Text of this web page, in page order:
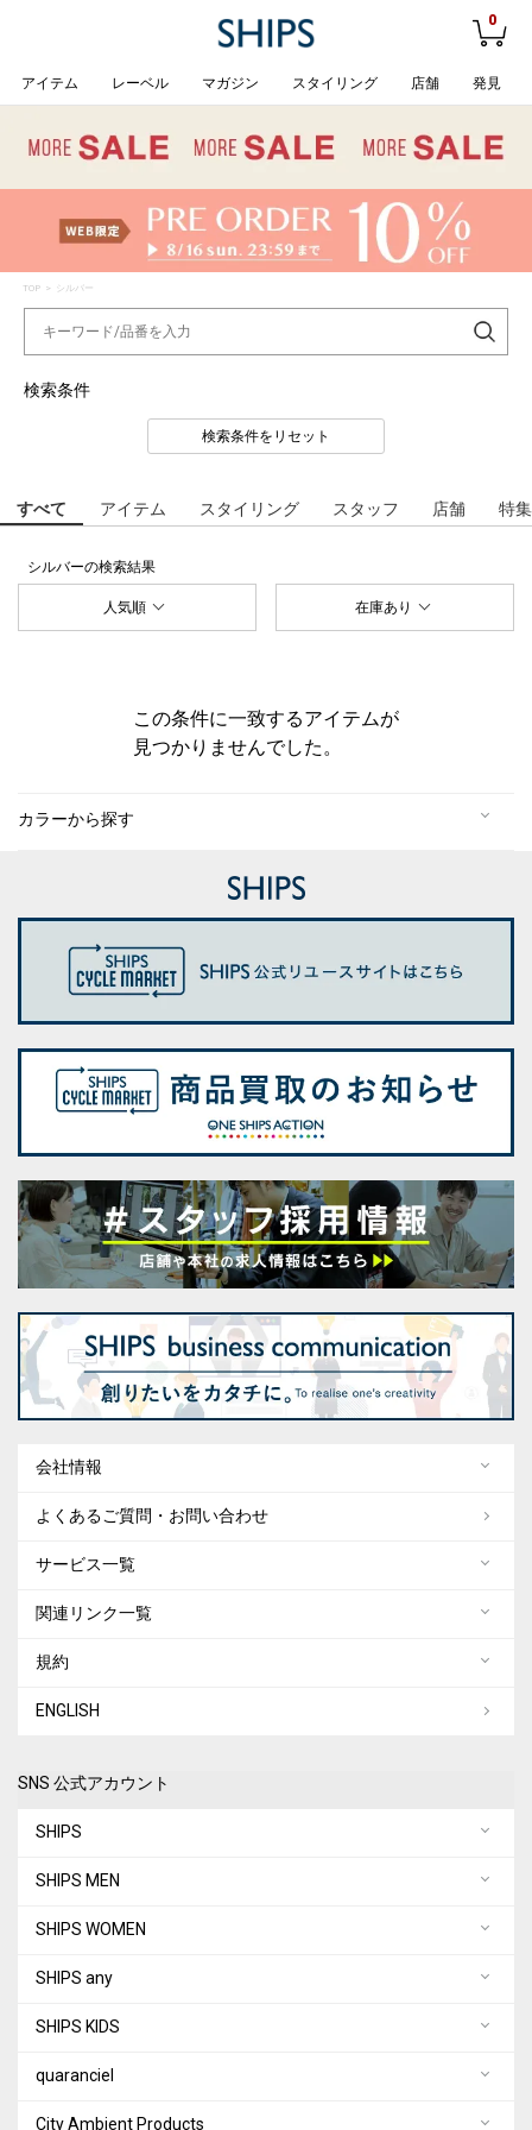
0
アイテム レーベル マガジン スタイリング 店舗 発見
TOP > シルバー
検索条件
検索条件をリセット
すべて アイテム スタイリング スタッフ 店舗 特集
シルバーの検索結果
人気順 在庫あり
この条件に一致するアイテムが
見つかりませんでした。
カラーから探す
会社情報
よくあるご質問・お問い合わせ
サービス一覧
関連リンク一覧
規約
ENGLISH
SNS 公式アカウント
SHIPS
SHIPS MEN
SHIPS WOMEN
SHIPS any
SHIPS KIDS
quaranciel
City Ambient Products